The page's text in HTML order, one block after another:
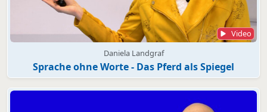
Video
Daniela Landgraf
Sprache ohne Worte - Das Pferd als Spiegel